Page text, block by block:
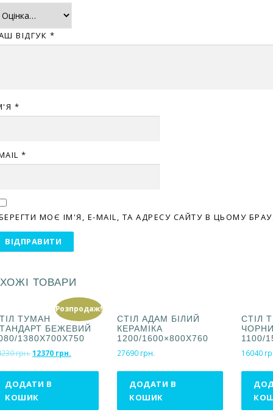
ВІДГУК *
*
*
МОЄ ІМ'Я, E-MAIL, ТА АДРЕСУ САЙТУ В ЦЬОМУ
ТОВАРИ
Розпродаж!
ТУМАН
БЕЖЕВИЙ
1380Х700Х750
грн.О
г
і
12370 грн.
ДОДАТИ В
КОШИК
СТІЛ АДАМ БІЛИЙ
КЕРАМІКА
1200/1600×800Х760
27690 грн.
ДОДАТИ В
КОШИК
СТІЛ
1100/
16040